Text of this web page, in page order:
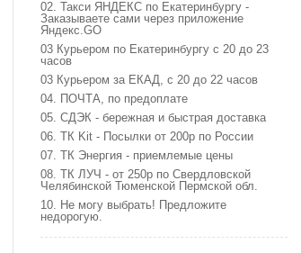
02. Такси ЯНДЕКС по Екатеринбургу -
Заказываете сами через приложение
Яндекс.GO
03 Курьером по Екатеринбургу с 20 до 23
часов
03 Курьером за ЕКАД, с 20 до 22 часов
04. ПОЧТА, по предоплате
05. СДЭК - бережная и быстрая доставка
06. ТК Kit - Посылки от 200р по России
07. ТК Энергия - приемлемые цены
08. ТК ЛУЧ - от 250р по Свердловской
Челябинской Тюменской Пермской обл.
10. Не могу выбрать! Предложите
недорогую.